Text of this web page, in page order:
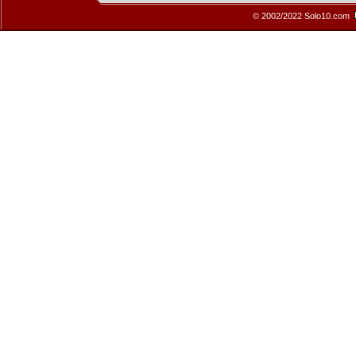
© 2002/2022 Solo10.com